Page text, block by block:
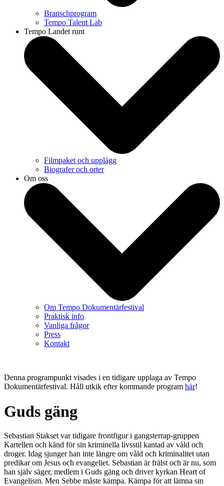
Branschprogram
Tempo Talent Lab
Tempo Landet runt
Filmpaket och upplägg
Biografer och orter
Om oss
Om Tempo Dokumentärfestival
Praktisk info
Vanliga frågor
Press
Kontakt
Denna programpunkt visades i en tidigare upplaga av Tempo
Dokumentärfestival. Håll utkik efter kommande program här!
Guds gäng
Sebastian Stakset var tidigare frontfigur i gangsterrap-gruppen
Kartellen och känd för sin kriminella livsstil kantad av våld och
droger. Idag sjunger han inte längre om våld och kriminalitet utan
predikar om Jesus och evangeliet. Sebastian är frälst och är nu, som
han själv säger, medlem i Guds gäng och driver kyrkan Heart of
Evangelism. Men Sebbe måste kämpa. Kämpa för att lämna sin